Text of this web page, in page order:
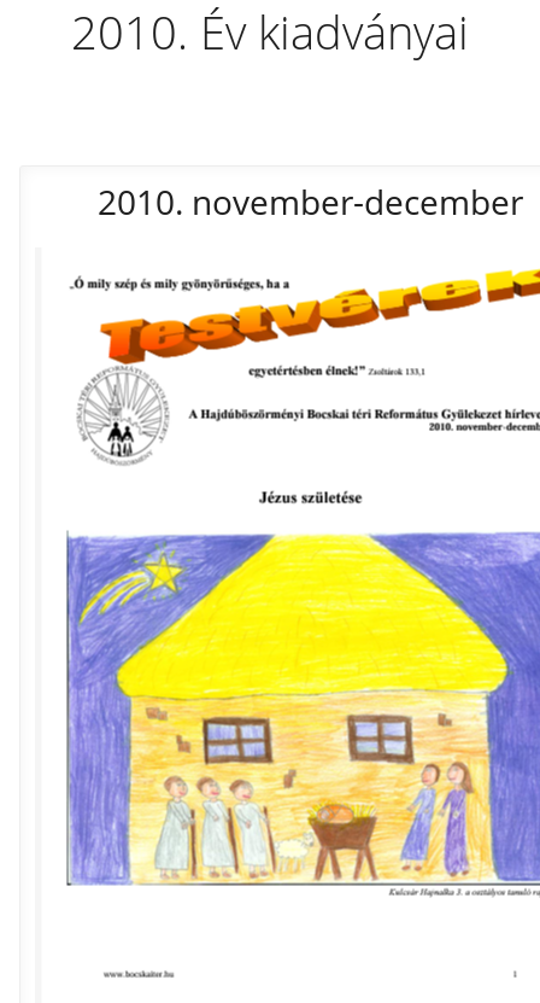
2010. Év kiadványai
2010. november-december